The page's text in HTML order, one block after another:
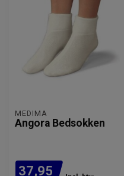
MEDIMA
Angora Bedsokken
37,95